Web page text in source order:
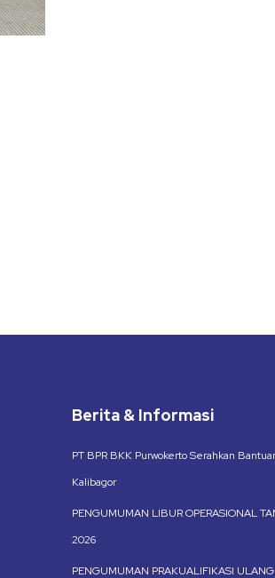
Berita & Informasi
PT BPR BKK Purwokerto Serahkan
Kalibagor
PENGUMUMAN LIBUR OPERASIONAL
2026
PENGUMUMAN PRAKUALIFIKASI